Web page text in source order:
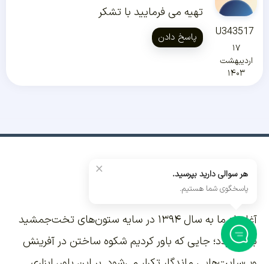
U343517
۱۷
اردیبهشت
۱۴۰۳
تهیه می فرمایید با تشکر
پاسخ دادن
داستان ما
آغاز راه ما به سال ۱۳۹۴ در سایه ستون‌های تخت‌جمشید
بازمی‌گردد؛ جایی که باور کردیم شکوه ساختن در آفرینش
× هر سوالی دارید بپرسید.
پاسخگوی شما هستیم.